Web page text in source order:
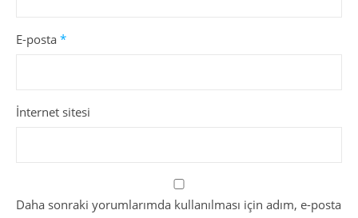
E-posta *
İnternet sitesi
Daha sonraki yorumlarımda kullanılması için adım, e-posta